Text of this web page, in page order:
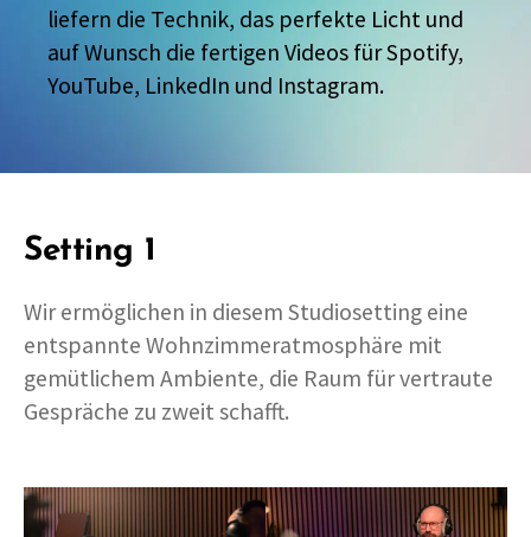
liefern die Technik, das perfekte Licht und
auf Wunsch die fertigen Videos für Spotify,
YouTube, LinkedIn und Instagram.
Setting 1
Wir ermöglichen in diesem Studiosetting eine
entspannte Wohnzimmeratmosphäre mit
gemütlichem Ambiente, die Raum für vertraute
Gespräche zu zweit schafft.